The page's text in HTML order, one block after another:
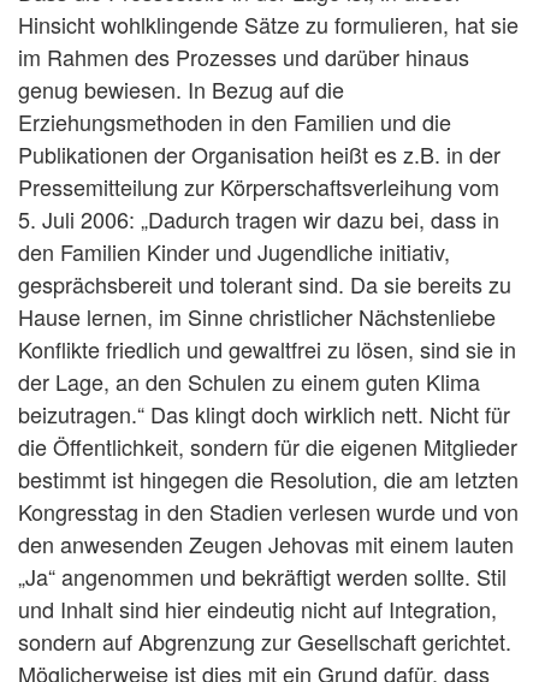
Hinsicht wohlklingende Sätze zu formulieren, hat sie
im Rahmen des Prozesses und darüber hinaus
genug bewiesen. In Bezug auf die
Erziehungsmethoden in den Familien und die
Publikationen der Organisation heißt es z.B. in der
Pressemitteilung zur Körperschaftsverleihung vom
5. Juli 2006: „Dadurch tragen wir dazu bei, dass in
den Familien Kinder und Jugendliche initiativ,
gesprächsbereit und tolerant sind. Da sie bereits zu
Hause lernen, im Sinne christlicher Nächstenliebe
Konflikte friedlich und gewaltfrei zu lösen, sind sie in
der Lage, an den Schulen zu einem guten Klima
beizutragen.“ Das klingt doch wirklich nett. Nicht für
die Öffentlichkeit, sondern für die eigenen Mitglieder
bestimmt ist hingegen die Resolution, die am letzten
Kongresstag in den Stadien verlesen wurde und von
den anwesenden Zeugen Jehovas mit einem lauten
„Ja“ angenommen und bekräftigt werden sollte. Stil
und Inhalt sind hier eindeutig nicht auf Integration,
sondern auf Abgrenzung zur Gesellschaft gerichtet.
Möglicherweise ist dies mit ein Grund dafür, dass